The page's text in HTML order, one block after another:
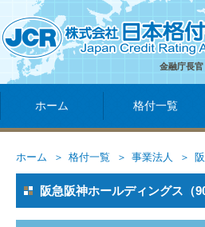
金融庁長
ホーム 格付一覧
ホーム 格付一覧 事業法人
阪急阪神ホールディングス（